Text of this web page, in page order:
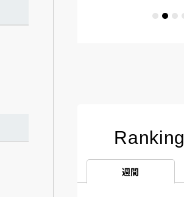
Ranking
週間